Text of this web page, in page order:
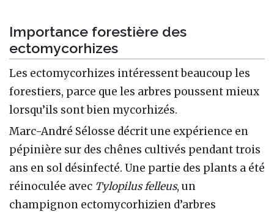
Importance forestière des
ectomycorhizes
Les ectomycorhizes intéressent beaucoup les
forestiers, parce que les arbres poussent mieux
lorsqu’ils sont bien mycorhizés.
Marc-André Sélosse décrit une expérience en
pépinière sur des chênes cultivés pendant trois
ans en sol désinfecté. Une partie des plants a été
réinoculée avec Tylopilus felleus, un
champignon ectomycorhizien d’arbres